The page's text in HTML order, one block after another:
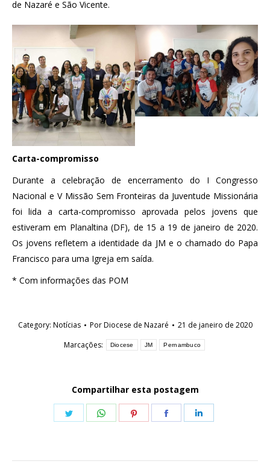
de Nazaré e São Vicente.
Carta-compromisso
Durante a celebração de encerramento do I Congresso
Nacional e V Missão Sem Fronteiras da Juventude Missionária
foi lida a carta-compromisso aprovada pelos jovens que
estiveram em Planaltina (DF), de 15 a 19 de janeiro de 2020.
Os jovens refletem a identidade da JM e o chamado do Papa
Francisco para uma Igreja em saída.
* Com informações das POM
Category: Notícias PorDiocese de Nazaré
21 de janeiro de 2020
Marcações:
Diocese JM Pernambuco
Compartilhar esta postagem
Share
Share
Share
Share